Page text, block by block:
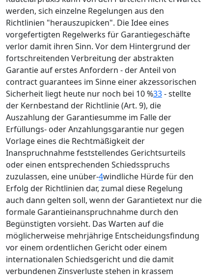
werden, sich einzelne Regelungen aus den
Richtlinien "herauszupicken". Die Idee eines
vorgefertigten Regelwerks für Garantiegeschäfte
verlor damit ihren Sinn. Vor dem Hintergrund der
fortschreitenden Verbreitung der abstrakten
Garantie auf erstes Anfordern - der Anteil von
contract guarantees im Sinne einer akzessorischen
Sicherheit liegt heute nur noch bei 10 %33- stellte
der Kernbestand der Richtlinie (Art. 9), die
Auszahlung der Garantiesumme im Falle der
Erfüllungs- oder Anzahlungsgarantie nur gegen
Vorlage eines die Rechtmäßigkeit der
Inanspruchnahme feststellendes Gerichtsurteils
oder einen entsprechenden Schiedsspruchs
zuzulassen, eine unüber-4windliche Hürde für den
Erfolg der Richtlinien dar, zumal diese Regelung
auch dann gelten soll, wenn der Garantietext nur die
formale Garantieinanspruchnahme durch den
Begünstigten vorsieht. Das Warten auf die
möglicherweise mehrjährige Entscheidungsfindung
vor einem ordentlichen Gericht oder einem
internationalen Schiedsgericht und die damit
verbundenen Zinsverluste stehen in krassem